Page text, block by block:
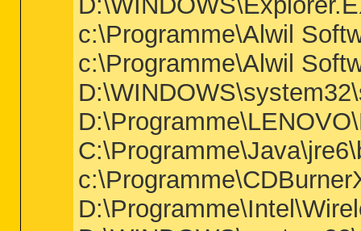
c:\Programme\Alwil
c:\Programme\Alwil